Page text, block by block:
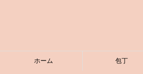
ホーム 包丁